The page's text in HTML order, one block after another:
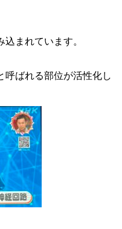
まれています。
呼ばれる部位が活性化し